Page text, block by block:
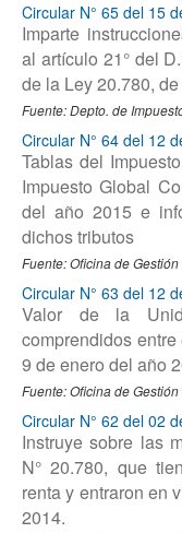
Circular N° 65 del 15
Imparte
al artículo 21° del
de la Ley 20.780,
Fuente: Depto. de
Circular N° 64 del 12
Tablas del
Impuesto Global
del año 2015 e
dichos tributos
Fuente: Oficina de
Circular N° 63 del 12
Valor de la
comprendidos
9 de enero del año
Fuente: Oficina de
Circular N° 62 del 02
Instruye sobre las
N° 20.780, que
renta y entraron en
2014.